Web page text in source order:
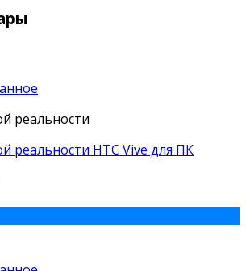
реальности
реальности HTC Vive для ПК